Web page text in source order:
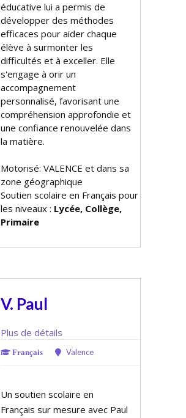
éducative lui a permis de
développer des méthodes
efficaces pour aider chaque
élève à surmonter les
difficultés et à exceller. Elle
s'engage à offrir un
accompagnement
personnalisé, favorisant une
compréhension approfondie et
une confiance renouvelée dans
la matière.
Motorisé: VALENCE et dans sa
zone géographique
Soutien scolaire en Français pour
les niveaux : Lycée, Collège,
Primaire
V. Paul
Plus de détails
Français Valence
Un soutien scolaire en
Français sur mesure avec Paul